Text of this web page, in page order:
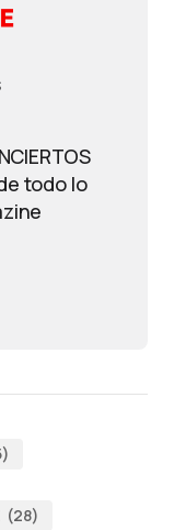
todo lo
(28)